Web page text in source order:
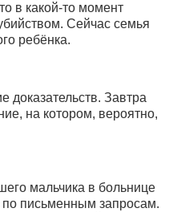
в какой-то момент
Сейчас семья
ребёнка.
доказательств. Завтра
на котором, вероятно,
мальчика в больнице
по письменным запросам.